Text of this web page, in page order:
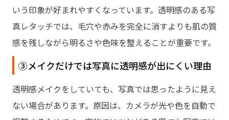
いう印象が好まれやすくなっています。透明感のある写
真レタッチでは、毛穴や赤みを完全に消すよりも肌の質
感を残しながら明るさや色味を整えることが重要です。
③メイクだけでは写真に透明感が出にくい理由
透明感メイクをしていても、写真では思ったように見え
ない場合があります。原因は、カメラが光や色を自動で